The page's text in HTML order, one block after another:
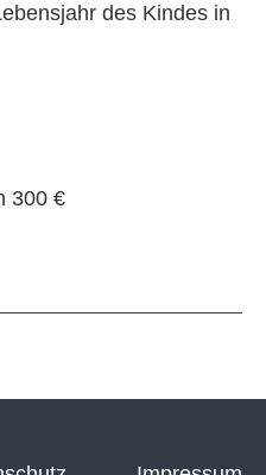
des Kindes in
300 €